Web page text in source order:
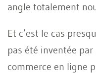
angle totalement
Et c’est le cas
pas été inventée
commerce en ligne